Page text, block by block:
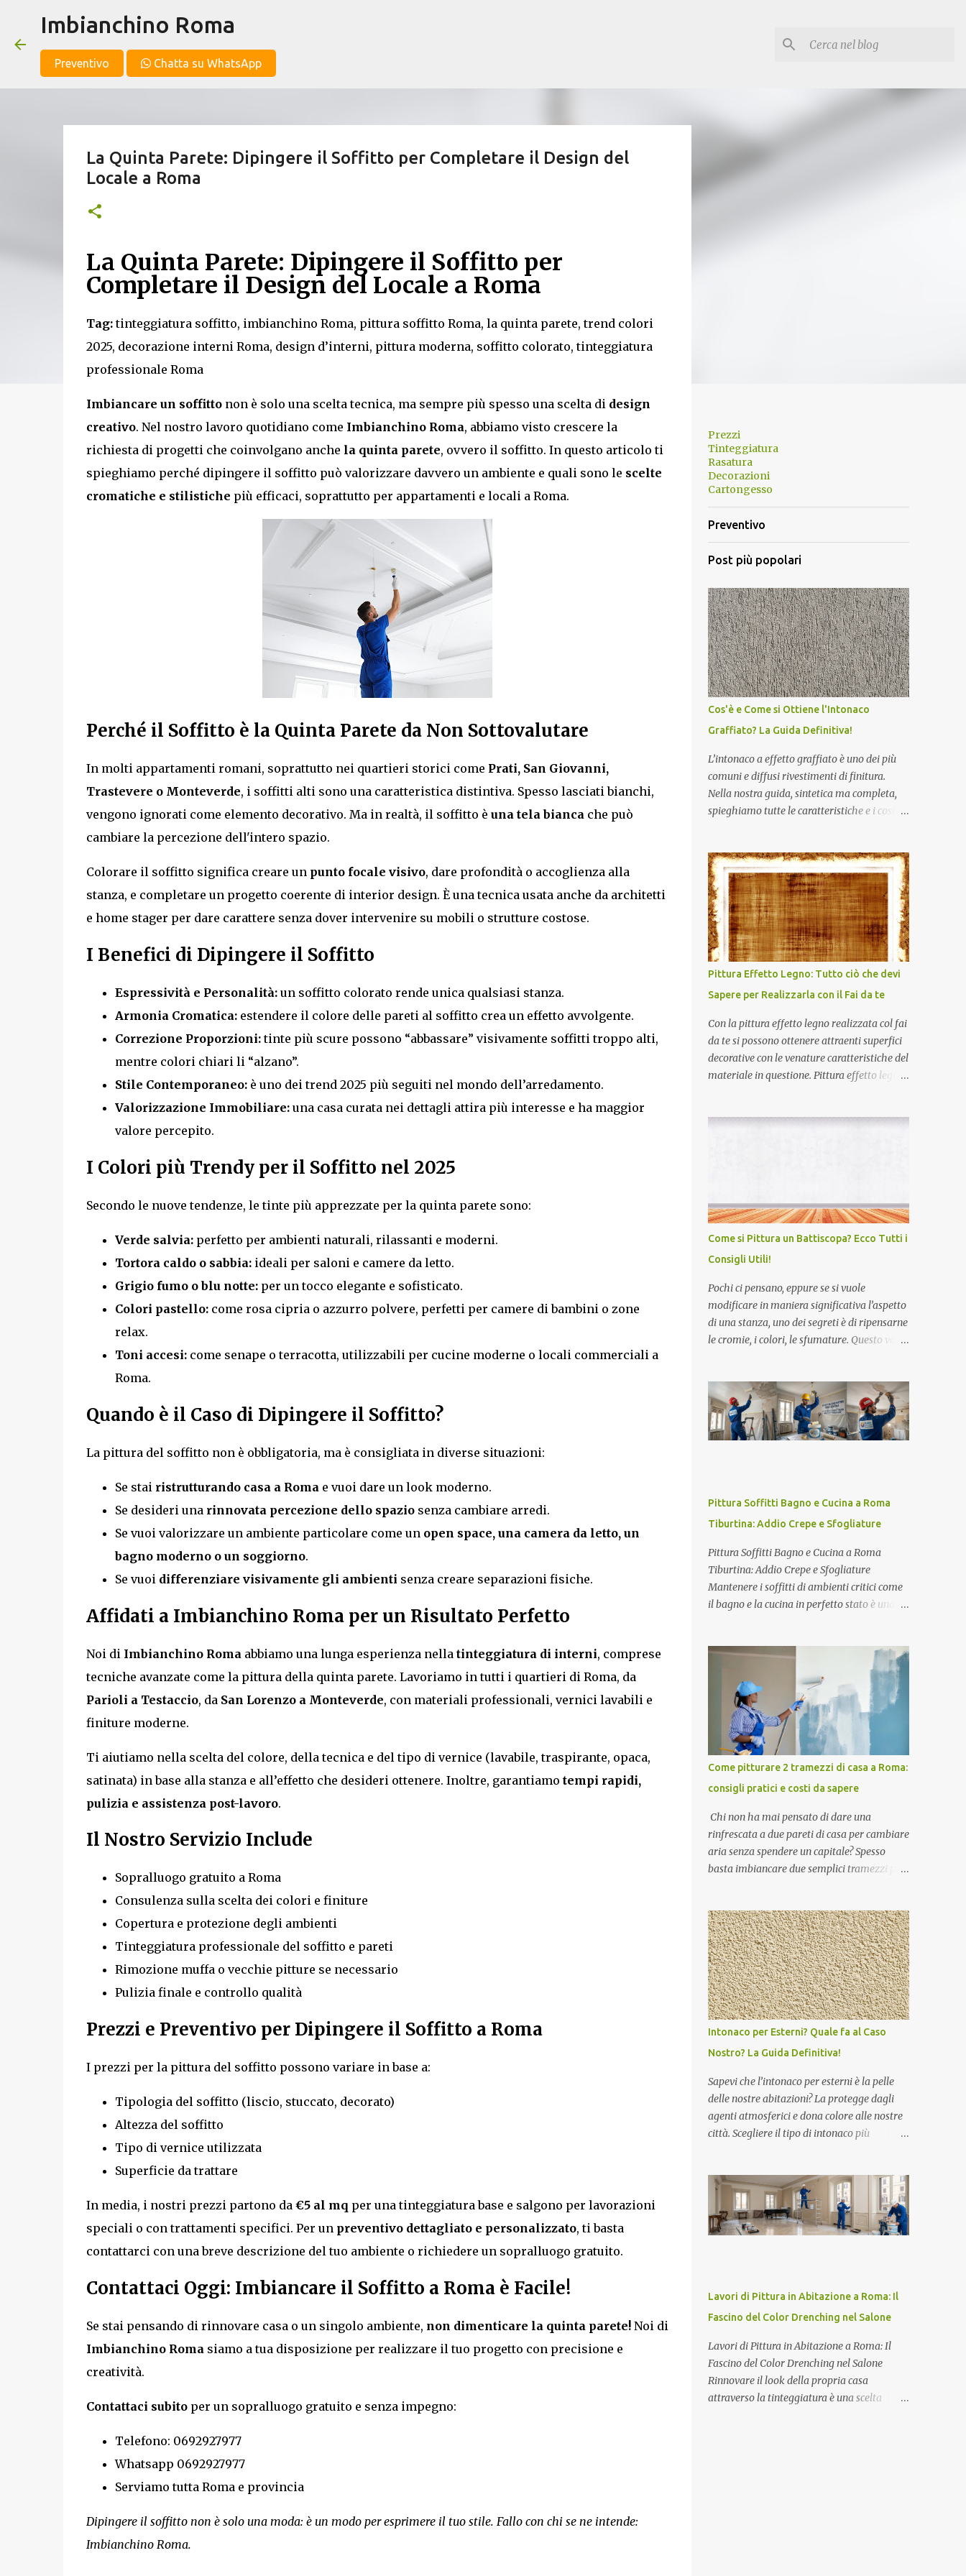
Imbianchino Roma
Preventivo Chatta su WhatsApp
La Quinta Parete: Dipingere il Soffitto per Completare il Design del
Locale a Roma
La Quinta Parete: Dipingere il Soffitto per
Completare il Design del Locale a Roma
Tag:tinteggiatura soffitto, imbianchino Roma, pittura soffitto Roma, la quinta parete, trend colori
2025, decorazione interni Roma, design d’interni, pittura moderna, soffitto colorato, tinteggiatura
professionale Roma
Imbiancare un soffittonon è solo una scelta tecnica, ma sempre più spesso una scelta di design
creativo. Nel nostro lavoro quotidiano come Imbianchino Roma, abbiamo visto crescere la
richiesta di progetti che coinvolgano anche la quinta parete, ovvero il soffitto. In questo articolo ti
spieghiamo perché dipingere il soffitto può valorizzare davvero un ambiente e quali sono le scelte
cromatiche e stilistiche più efficaci, soprattutto per appartamenti e locali a Roma.
Perché il Soffitto è la Quinta Parete da Non Sottovalutare
In molti appartamenti romani, soprattutto nei quartieri storici come Prati, San Giovanni,
Trastevere o Monteverde, i soffitti alti sono una caratteristica distintiva. Spesso lasciati bianchi,
vengono ignorati come elemento decorativo. Ma in realtà, il soffitto è una tela biancache può
cambiare la percezione dell'intero spazio.
Colorare il soffitto significa creare un punto focale visivo, dare profondità o accoglienza alla
stanza, e completare un progetto coerente di interior design. È una tecnica usata anche da architetti
e home stager per dare carattere senza dover intervenire su mobili o strutture costose.
I Benefici di Dipingere il Soffitto
Espressività e Personalità:un soffitto colorato rende unica qualsiasi stanza.
Armonia Cromatica:estendere il colore delle pareti al soffitto crea un effetto avvolgente.
Correzione Proporzioni:tinte più scure possono “abbassare” visivamente soffitti troppo alti,
mentre colori chiari li “alzano”.
Stile Contemporaneo:è uno dei trend 2025 più seguiti nel mondo dell’arredamento.
Valorizzazione Immobiliare:una casa curata nei dettagli attira più interesse e ha maggior
valore percepito.
I Colori più Trendy per il Soffitto nel 2025
Secondo le nuove tendenze, le tinte più apprezzate per la quinta parete sono:
Verde salvia:perfetto per ambienti naturali, rilassanti e moderni.
Tortora caldo o sabbia:ideali per saloni e camere da letto.
Grigio fumo o blu notte:per un tocco elegante e sofisticato.
Colori pastello:come rosa cipria o azzurro polvere, perfetti per camere di bambini o zone
relax.
Toni accesi:come senape o terracotta, utilizzabili per cucine moderne o locali commerciali a
Roma.
Quando è il Caso di Dipingere il Soffitto?
La pittura del soffitto non è obbligatoria, ma è consigliata in diverse situazioni:
Se stai ristrutturando casa a Roma e vuoi dare un look moderno.
Se desideri una rinnovata percezione dello spaziosenza cambiare arredi.
Se vuoi valorizzare un ambiente particolare come un open space, una camera da letto, un
bagno moderno o un soggiorno.
Se vuoi differenziare visivamente gli ambienti senza creare separazioni fisiche.
Affidati a Imbianchino Roma per un Risultato Perfetto
Noi di Imbianchino Roma abbiamo una lunga esperienza nella tinteggiatura di interni, comprese
tecniche avanzate come la pittura della quinta parete. Lavoriamo in tutti i quartieri di Roma, da
Parioli a Testaccio, da San Lorenzo a Monteverde, con materiali professionali, vernici lavabili e
finiture moderne.
Ti aiutiamo nella scelta del colore, della tecnica e del tipo di vernice (lavabile, traspirante, opaca,
satinata) in base alla stanza e all’effetto che desideri ottenere. Inoltre, garantiamo tempi rapidi,
pulizia e assistenza post-lavoro.
Il Nostro Servizio Include
Sopralluogo gratuito a Roma
Consulenza sulla scelta dei colori e finiture
Copertura e protezione degli ambienti
Tinteggiatura professionale del soffitto e pareti
Rimozione muffa o vecchie pitture se necessario
Pulizia finale e controllo qualità
Prezzi e Preventivo per Dipingere il Soffitto a Roma
I prezzi per la pittura del soffitto possono variare in base a:
Tipologia del soffitto (liscio, stuccato, decorato)
Altezza del soffitto
Tipo di vernice utilizzata
Superficie da trattare
In media, i nostri prezzi partono da €5 al mq per una tinteggiatura base e salgono per lavorazioni
speciali o con trattamenti specifici. Per un preventivo dettagliato e personalizzato, ti basta
contattarci con una breve descrizione del tuo ambiente o richiedere un sopralluogo gratuito.
Contattaci Oggi: Imbiancare il Soffitto a Roma è Facile!
Se stai pensando di rinnovare casa o un singolo ambiente, non dimenticare la quinta parete!Noi di
Imbianchino Roma siamo a tua disposizione per realizzare il tuo progetto con precisione e
creatività.
Contattaci subitoper un sopralluogo gratuito e senza impegno:
Telefono: 0692927977
Whatsapp 0692927977
Serviamo tutta Roma e provincia
Dipingere il soffitto non è solo una moda: è un modo per esprimere il tuo stile. Fallo con chi se ne intende:
Imbianchino Roma.
Prezzi
Tinteggiatura
Rasatura
Decorazioni
Cartongesso
Preventivo
Post più popolari
Cos'è e Come si Ottiene l'Intonaco
Graffiato? La Guida Definitiva!
L’intonaco a effetto graffiato è uno dei più
comuni e diffusi rivestimenti di finitura.
Nella nostra guida, sintetica ma completa,
spieghiamo tutte le caratteristiche e i costi
ha due funzioni principali: una di ordine
estetico e una di carattere protettivo, in
quanto l’intonaco assicura la necessaria
traspirazione della muratura. Esiste, e non
sappiamo se ne eri al corrente, una
differenza tra l’intonacatura delle pareti
esterne, che deve proteggere la muratura
dagli agenti atmosferici, e l'intonacatura di
quelle interne, che permette di assorbire
l’umidità all’interno della casa. I materiali
utilizzati per rivestire muri e soffitti sono gli
stessi impiegati nella realizzazione delle
murature, e cioè la malta di calce (idraulica
legante, necessaria a proteggere le pareti.
Pittura Effetto Legno: Tutto ciò che devi
Sapere per Realizzarla con il Fai da te
Con la pittura effetto legno realizzata col fai
da te si possono ottenere attraenti superfici
decorative con le venature caratteristiche del
materiale in questione. Pittura effetto legno:
anche col fai da te , per conferire un aspetto
una parete retro letto. Anche gli stessi
rivalorizzati, attraverso la stesura di
piacevoli tonalità cromatiche ottenibili con
le pitture per interni effetto legno. Pitture
effetto legno applicabili col fai da te La
galleria di foto mostra alcune delle infinite
potenzialità applicative delle pitture effetto
visiva di un ...
Come si Pittura un Battiscopa? Ecco Tutti i
Consigli Utili!
Pochi ci pensano, eppure se si vuole
modificare in maniera significativa l’aspetto
di una stanza, uno dei segreti è di ripensarne
le cromie, i colori, le sfumature. Questo vale
interessante capire come procedere quando
si vuole ridipingere il battiscopa . Forse non
sapevi che per pitturare un battiscopa non è
necessario smontarlo. Basterà solo applicare
eventualmente dovesse strabordare non
macchierà la pittura delle pareti o, peggio
ancora, la carta da parati che
eventualmente avrai applicato . Il secondo
accorgimento da adottare per cambiare il
colore dei tuoi battiscopa prevede stendere
detto sopra, affinché non solo la porzione di
Pittura Soffitti Bagno e Cucina a Roma
Tiburtina: Addio Crepe e Sfogliature
Pittura Soffitti Bagno e Cucina a Roma
Tiburtina: Addio Crepe e Sfogliature
Mantenere i soffitti di ambienti critici come
il bagno e la cucina in perfetto stato è una
la Tiburtina a Roma , i soffitti sono
sottoposti a stress continui: vapori grassi
della cottura, umidità persistente delle docce
e micro-vibrazioni dovute al traffico urbano
che portano alla formazione di micro crepe
e sfogliature . Un semplice colpo di pennello
non basta per risolvere questi problemi
accumulati negli anni. È necessario un
intervento di ripristino tecnico profondo per
sanificare le superfici e restituire luminosità
agli ambienti. Se cerchi un Imbianchino
Roma esperto in interventi sulla via
Tiburtina e zone limitrofe, puoi contattarci
bagno e cucina si rovinano più velocemente
Il bagno e la cucina sono i "polmoni" umidi
dell...
Come pitturare 2 tramezzi di casa a Roma:
consigli pratici e costi da sapere
Chi non ha mai pensato di dare una
rinfrescata a due pareti di casa per cambiare
aria senza spendere un capitale? Spesso
basta imbiancare due semplici tramezzi per
chiesto almeno una volta quanto possa
costare farlo fare a un professionista o se
conviene farlo da soli. Mi chiamo Marco e
sono l’anima di Imbianchino Roma : in
questo articolo voglio spiegarti passo passo
come funziona pitturare due tramezzi di
casa, cosa serve, quali costi aspettarsi e
qualche trucco del mestiere che uso anch’io
ogni giorno. Perché pitturare due tramezzi
può fare la differenza Quando i clienti mi
chiamano per imbiancare casa, spesso
partono da un intervento piccolo: due pareti,
un divisorio, un corridoio. Sai perché? Perché
o corridoi. Essendo pareti di passaggio, si
sporcano facilmente: mani, borse, mobili che
ci sbattono co...
Intonaco per Esterni? Quale fa al Caso
Nostro? La Guida Definitiva!
Sapevi che l’intonaco per esterni è la pelle
delle nostre abitazioni? La protegge dagli
agenti atmosferici e dona colore alle nostre
città. Scegliere il tipo di intonaco più
esigenze di ogni edificio a seconda delle
condizioni ambientali in cui si trova. Come
viene realizzato l’intonaco per esterni?
L’intonaco per esterni non è nient’altro
sabbia, che rappresentano almeno il 50%
agente legante che può essere la calce, la
calce idraulica, il gesso oppure altri ottenuti
industrialmente. Nel caso dell’intonaco per
mura esterne l’agente legante deve
proteggere le pareti dagli agenti
Lavori di Pittura in Abitazione a Roma: Il
Fascino del Color Drenching nel Salone
Lavori di Pittura in Abitazione a Roma: Il
Fascino del Color Drenching nel Salone
Rinnovare il look della propria casa
attraverso la tinteggiatura è una scelta